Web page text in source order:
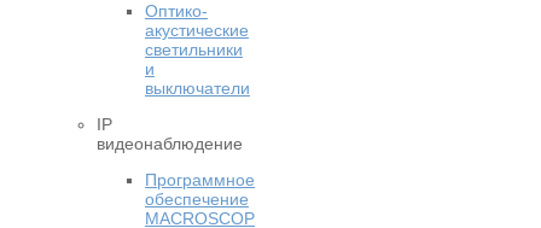
Оптико-
акустические
светильники
и
выключатели
IP
видеонаблюдение
Программное
обеспечение
MACROSCOP